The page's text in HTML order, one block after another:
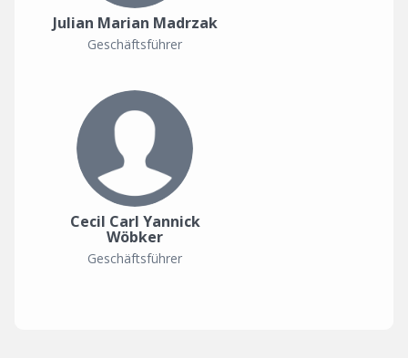
Julian Marian Madrzak
Geschäftsführer
Cecil Carl Yannick
Wöbker
Geschäftsführer